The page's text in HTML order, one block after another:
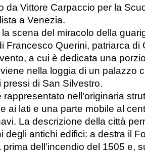
da Vittore Carpaccio per la
a Venezia.
scena del miracolo della
Francesco Querini, patriarca di
a cui è dedicata una
nella loggia di un palazzo
di San Silvestro.
rappresentato nell’originaria
ai lati e una parte mobile al
La descrizione della città
degli antichi edifici: a destra il
prima dell’incendio del 1505 e,